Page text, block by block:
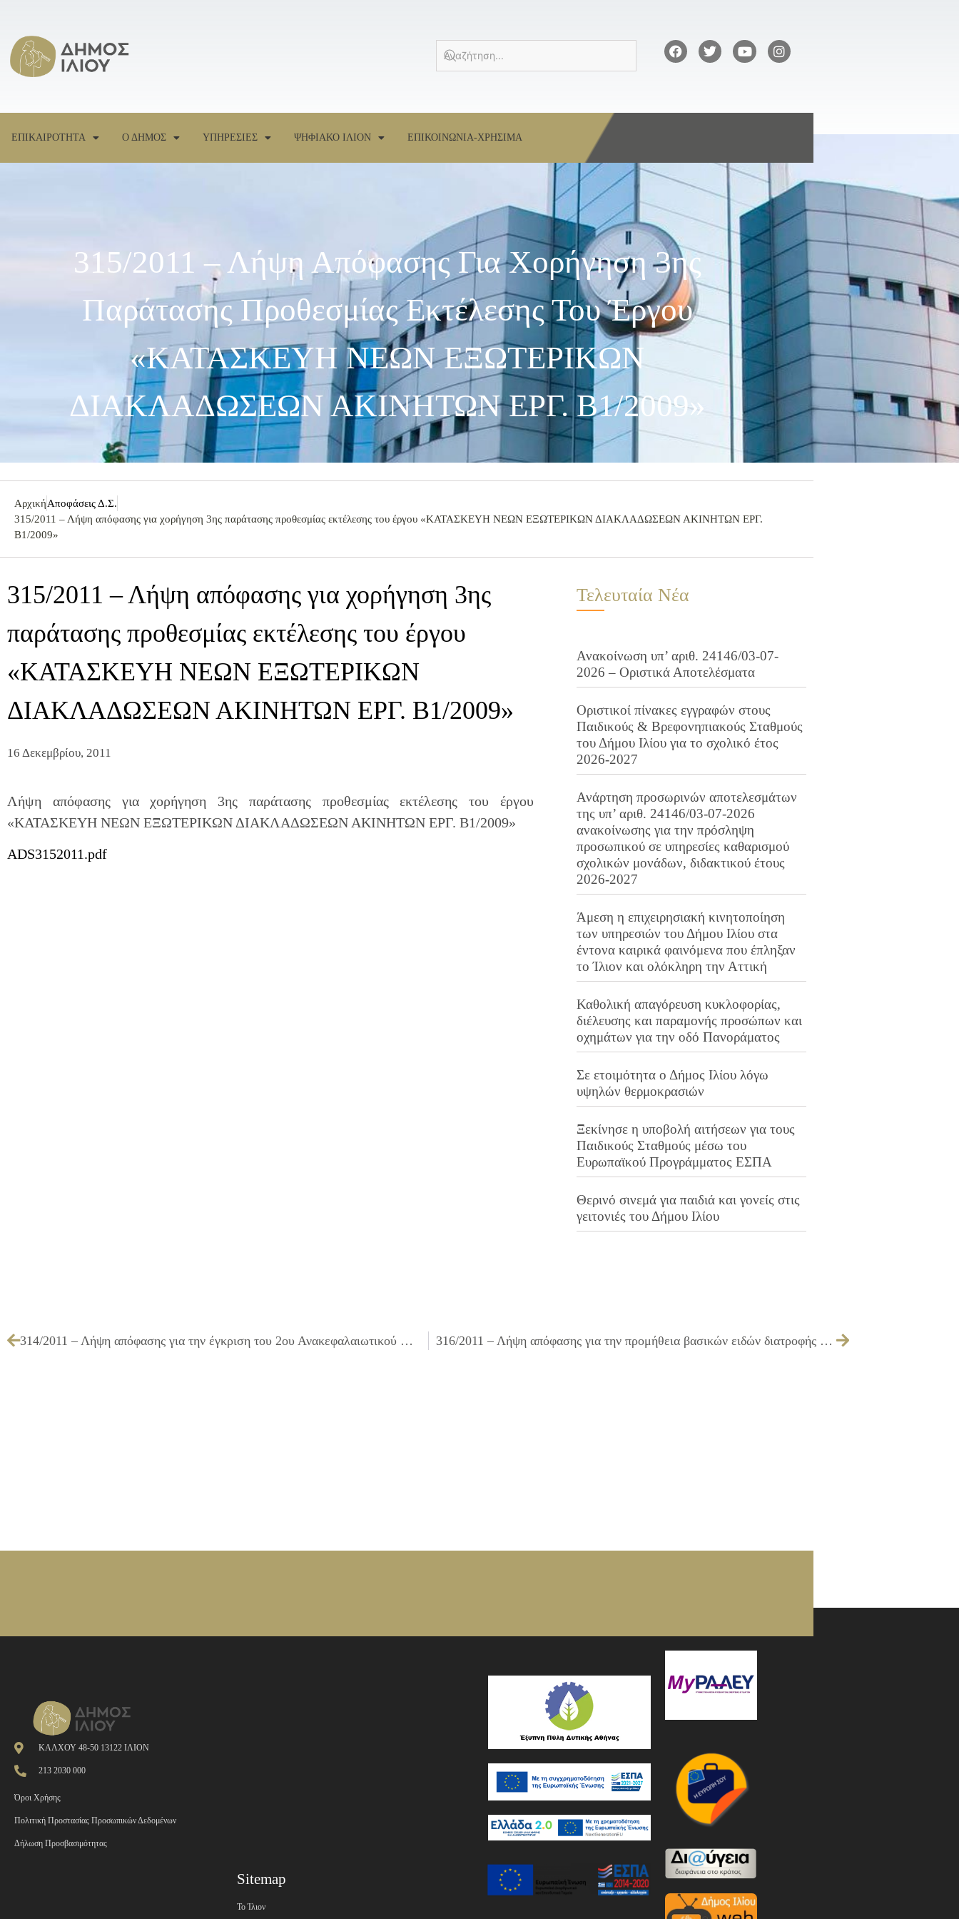
ΕΠΙΚΑΙΡΟΤΗΤΑ Ο ΔΗΜΟΣ ΥΠΗΡΕΣΙΕΣ ΨΗΦΙΑΚΟ ΙΛΙΟΝ ΕΠΙΚΟΙΝΩΝΙΑ-ΧΡΗΣΙΜΑ
315/2011 – Λήψη Απόφασης Για Χορήγηση 3ης
Παράτασης Προθεσμίας Εκτέλεσης Του Έργου
«ΚΑΤΑΣΚΕΥΗ ΝΕΩΝ ΕΞΩΤΕΡΙΚΩΝ
ΔΙΑΚΛΑΔΩΣΕΩΝ ΑΚΙΝΗΤΩΝ ΕΡΓ. Β1/2009»
ΑρχικήΑποφάσεις Δ.Σ.
315/2011 – Λήψη απόφασης για χορήγηση 3ης παράτασης προθεσμίας εκτέλεσης του έργου «ΚΑΤΑΣΚΕΥΗ ΝΕΩΝ ΕΞΩΤΕΡΙΚΩΝ ΔΙΑΚΛΑΔΩΣΕΩΝ ΑΚΙΝΗΤΩΝ ΕΡΓ.
Β1/2009»
315/2011 – Λήψη απόφασης για χορήγηση 3ης
παράτασης προθεσμίας εκτέλεσης του έργου
«ΚΑΤΑΣΚΕΥΗ ΝΕΩΝ ΕΞΩΤΕΡΙΚΩΝ
ΔΙΑΚΛΑΔΩΣΕΩΝ ΑΚΙΝΗΤΩΝ ΕΡΓ. Β1/2009»
16 Δεκεμβρίου, 2011
Λήψη απόφασης για χορήγηση 3ης παράτασης προθεσμίας εκτέλεσης του έργου
«ΚΑΤΑΣΚΕΥΗ ΝΕΩΝ ΕΞΩΤΕΡΙΚΩΝ ΔΙΑΚΛΑΔΩΣΕΩΝ ΑΚΙΝΗΤΩΝ ΕΡΓ. Β1/2009»
ADS3152011.pdf
Τελευταία Νέα
Ανακοίνωση υπ’ αριθ. 24146/03-07-
2026 – Οριστικά Αποτελέσματα
Οριστικοί πίνακες εγγραφών στους
Παιδικούς & Βρεφονηπιακούς Σταθμούς
του Δήμου Ιλίου για το σχολικό έτος
2026-2027
Ανάρτηση προσωρινών αποτελεσμάτων
της υπ’ αριθ. 24146/03-07-2026
ανακοίνωσης για την πρόσληψη
προσωπικού σε υπηρεσίες καθαρισμού
σχολικών μονάδων, διδακτικού έτους
2026-2027
Άμεση η επιχειρησιακή κινητοποίηση
των υπηρεσιών του Δήμου Ιλίου στα
έντονα καιρικά φαινόμενα που έπληξαν
το Ίλιον και ολόκληρη την Αττική
Καθολική απαγόρευση κυκλοφορίας,
διέλευσης και παραμονής προσώπων και
οχημάτων για την οδό Πανοράματος
Σε ετοιμότητα ο Δήμος Ιλίου λόγω
υψηλών θερμοκρασιών
Ξεκίνησε η υποβολή αιτήσεων για τους
Παιδικούς Σταθμούς μέσω του
Ευρωπαϊκού Προγράμματος ΕΣΠΑ
Θερινό σινεμά για παιδιά και γονείς στις
γειτονιές του Δήμου Ιλίου
314/2011 – Λήψη απόφασης για την έγκριση του 2ου Ανακεφαλαιωτικού Πίνακα (Τακτοποιητικού) του έργου ΣΥΝΤΗΡΗΣΗ – ΑΝΑΚΑΤΑΣΚΕΥΗ ΠΕΖΟΔΡΟΜΙΩΝ ΓΙΑ ΤΗ ΒΕΛΤΙΩΣΗ ΤΗΣ ΠΡΟΣΒΑΣΙΜΟΤΗΤΑΣ ΤΟΥΣ 316/2011 – Λήψη απόφασης για την προμήθεια βασικών ειδών διατροφής μέσω διατακτικών, τα οποία θα διανεμηθούν σε οικονομικά αδύνατους κατοίκους του Δήμου, εν όψει των εορτών των Χριστουγέννων
ΚΑΛΧΟΥ 48-50 13122 ΙΛΙΟΝ
213 2030 000
Όροι Χρήσης
Πολιτική Προστασίας Προσωπικών Δεδομένων
Δήλωση Προσβασιμότητας
Sitemap
Το Ίλιον